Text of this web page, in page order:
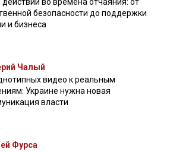
безопасности до поддержки
и бизнеса
Чалый
видео к реальным
Украине нужна новая
власти
Фурса